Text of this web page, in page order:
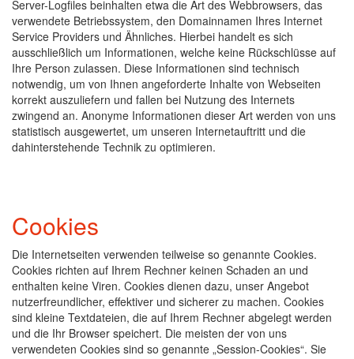
Server-Logfiles beinhalten etwa die Art des Webbrowsers, das
verwendete Betriebssystem, den Domainnamen Ihres Internet
Service Providers und Ähnliches. Hierbei handelt es sich
ausschließlich um Informationen, welche keine Rückschlüsse auf
Ihre Person zulassen. Diese Informationen sind technisch
notwendig, um von Ihnen angeforderte Inhalte von Webseiten
korrekt auszuliefern und fallen bei Nutzung des Internets
zwingend an. Anonyme Informationen dieser Art werden von uns
statistisch ausgewertet, um unseren Internetauftritt und die
dahinterstehende Technik zu optimieren.
Cookies
Die Internetseiten verwenden teilweise so genannte Cookies.
Cookies richten auf Ihrem Rechner keinen Schaden an und
enthalten keine Viren. Cookies dienen dazu, unser Angebot
nutzerfreundlicher, effektiver und sicherer zu machen. Cookies
sind kleine Textdateien, die auf Ihrem Rechner abgelegt werden
und die Ihr Browser speichert. Die meisten der von uns
verwendeten Cookies sind so genannte „Session-Cookies“. Sie